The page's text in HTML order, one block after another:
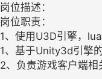
岗位描述：
岗位职责：
1、使用U3D引擎，
1、基于Unity3d引擎
2、负责游戏客户端相